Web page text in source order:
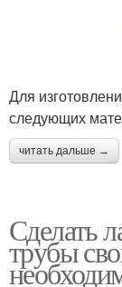
Для
следующих
читать дальше →
Сделать
трубы